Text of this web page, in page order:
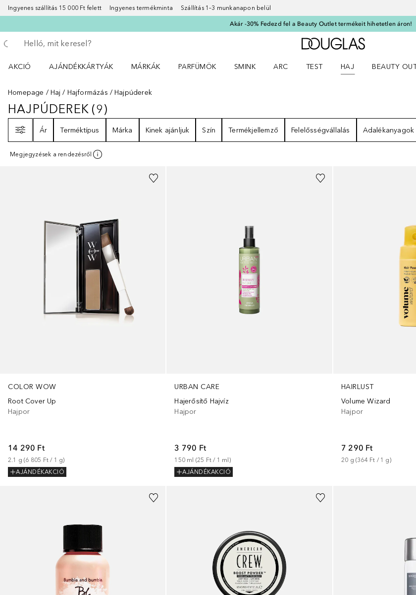
Ingyenes szállítás 15 000 Ft felett Ingyenes termékminta Szállítás 1–3 munkanapon belül
Akár -30% Fedezd fel a Beauty Outlet termékeit hihetetlen áron!
Menj vissza
Keresés végrehajtása
A Douglas
AKCIÓ
AJÁNDÉKKÁRTYÁK
MÁRKÁK
PARFÜMÖK
SMINK
ARC
Nyisd meg a(z) Arc menüt
TEST
Nyisd meg a(z) Test menüt
HAJ
Nyisd meg a(z) Haj
BEAUTY
Homepage
Haj Hajformázás Hajpúderek
HAJPÚDEREK9
HAJPÚDEREK (9)
Ár
Terméktípus Márka Kinek ajánljuk Szín Termékjellemző Felelősségvállalás Adalékanyagok
Megjegyzések a rendezésről
COLOR WOW
Root Cover Up
Hajpor
14 290 Ft
2.1 g (6 805 Ft / 1 g)
AJÁNDÉKAKCIÓ
+4
URBAN CARE
Hajerősítő Hajvíz
Hajpor
3 790 Ft
150 ml (25 Ft / 1 ml )
AJÁNDÉKAKCIÓ
HAIRLUST
Volume Wizard
Hajpor
7 290 Ft
20 g (364 Ft / 1 g)